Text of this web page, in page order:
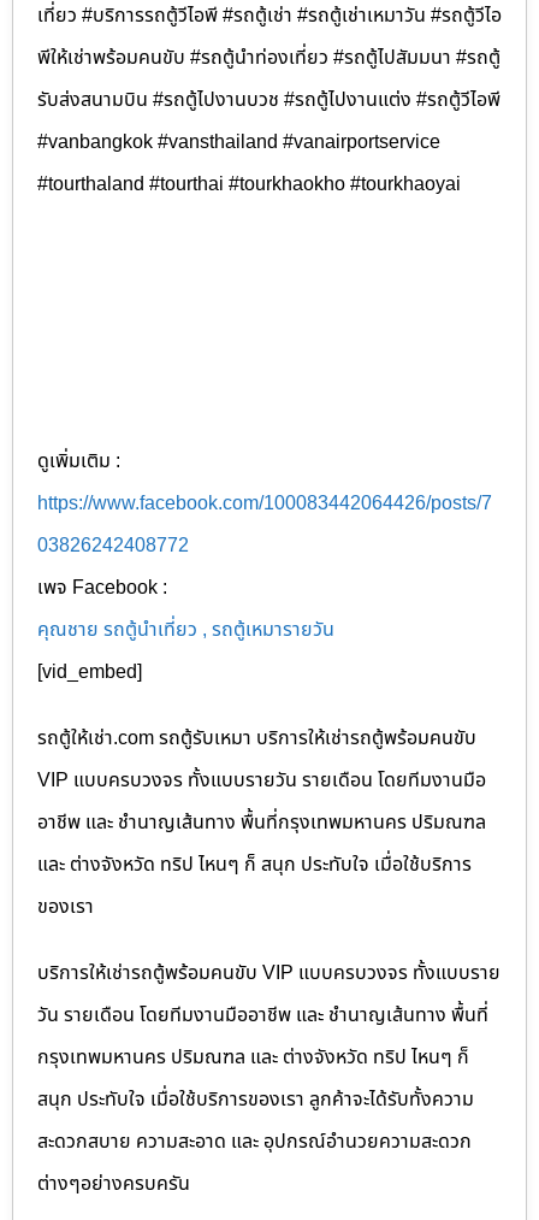
เที่ยว #บริการรถตู้วีไอพี #รถตู้เช่า #รถตู้เช่าเหมาวัน #รถตู้วีไอ
พีให้เช่าพร้อมคนขับ #รถตู้นำท่องเที่ยว #รถตู้ไปสัมมนา #รถตู้
รับส่งสนามบิน #รถตู้ไปงานบวช #รถตู้ไปงานแต่ง #รถตู้วีไอพี
#vanbangkok #vansthailand #vanairportservice
#tourthaland #tourthai #tourkhaokho #tourkhaoyai
ดูเพิ่มเติม :
https://www.facebook.com/100083442064426/posts/7
03826242408772
เพจ Facebook :
คุณชาย รถตู้นำเที่ยว , รถตู้เหมารายวัน
[vid_embed]
รถตู้ให้เช่า.com รถตู้รับเหมา บริการให้เช่ารถตู้พร้อมคนขับ
VIP แบบครบวงจร ทั้งแบบรายวัน รายเดือน โดยทีมงานมือ
อาชีพ และ ชำนาญเส้นทาง พื้นที่กรุงเทพมหานคร ปริมณฑล
และ ต่างจังหวัด ทริป ไหนๆ ก็ สนุก ประทับใจ เมื่อใช้บริการ
ของเรา
บริการให้เช่ารถตู้พร้อมคนขับ VIP แบบครบวงจร ทั้งแบบราย
วัน รายเดือน โดยทีมงานมืออาชีพ และ ชำนาญเส้นทาง พื้นที่
กรุงเทพมหานคร ปริมณฑล และ ต่างจังหวัด ทริป ไหนๆ ก็
สนุก ประทับใจ เมื่อใช้บริการของเรา ลูกค้าจะได้รับทั้งความ
สะดวกสบาย ความสะอาด และ อุปกรณ์อำนวยความสะดวก
ต่างๆอย่างครบครัน